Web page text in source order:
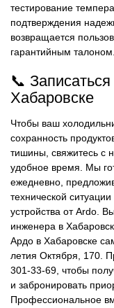
тестирование
подтверждения
возвращается
гарантийным талоном.
📞
Хабаровске
Чтобы ваш
сохранность
тишины, свяжитесь с
удобное время. Мы
ежедневно,
технической
устройства от Ardo.
инженера в
Ардо в Хабаровске
летия Октября, 170.
301-33-69, чтобы
и забронировать
Профессиональное